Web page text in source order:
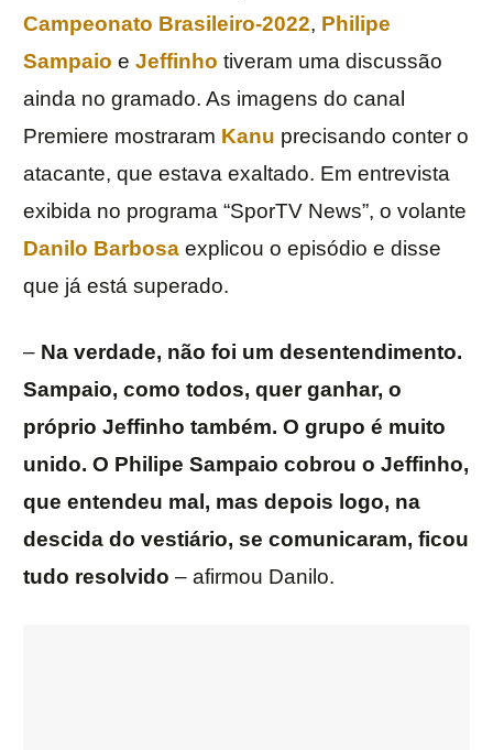
Campeonato Brasileiro-2022, Philipe
Sampaio e Jeffinho tiveram uma discussão
ainda no gramado. As imagens do canal
Premiere mostraram Kanu precisando conter o
atacante, que estava exaltado. Em entrevista
exibida no programa “SporTV News”, o volante
Danilo Barbosa explicou o episódio e disse
que já está superado.
– Na verdade, não foi um desentendimento.
Sampaio, como todos, quer ganhar, o
próprio Jeffinho também. O grupo é muito
unido. O Philipe Sampaio cobrou o Jeffinho,
que entendeu mal, mas depois logo, na
descida do vestiário, se comunicaram, ficou
tudo resolvido – afirmou Danilo.